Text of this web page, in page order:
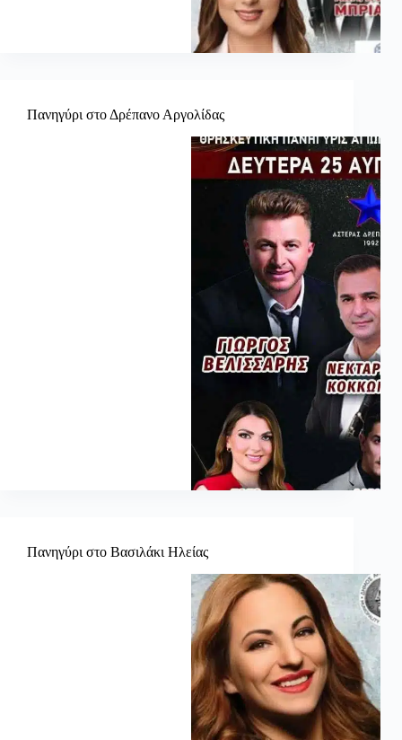
Πανηγύρι στο Δρέπανο Αργολίδας
Πανηγύρι στο Βασιλάκι Ηλείας